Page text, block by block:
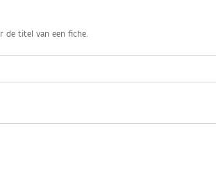
de titel van een fiche.